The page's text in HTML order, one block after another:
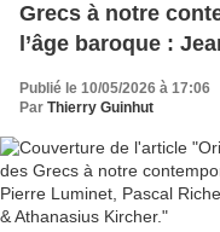
Grecs à notre
l’âge baroque :
Richet, Véronique
& Athanasius
Publié le 10/05/2026 à 17:06
Par Thierry Guinhut